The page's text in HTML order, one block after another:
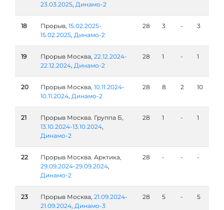
23.03.2025, Динамо-2
18 Прорыв, 15.02.2025-
15.02.2025, Динамо-2
28 3 - 3
19 Прорыв Москва, 22.12.2024-
22.12.2024, Динамо-2
28 1 - 1
20 Прорыв Москва, 10.11.2024-
10.11.2024, Динамо-2
28 8 2 10
21
Прорыв Москва. Группа Б,
13.10.2024-13.10.2024,
Динамо-2
28 1 - 1
22
Прорыв Москва. Арктика,
29.09.2024-29.09.2024,
Динамо-2
28 - - -
23 Прорыв Москва, 21.09.2024-
21.09.2024, Динамо-3
28 5 - 5